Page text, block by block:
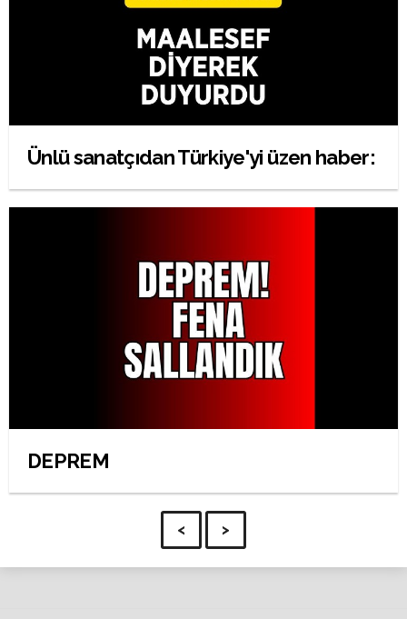
Ünlü sanatçıdan Türkiye'yi üzen haber:
DEPREM
< >